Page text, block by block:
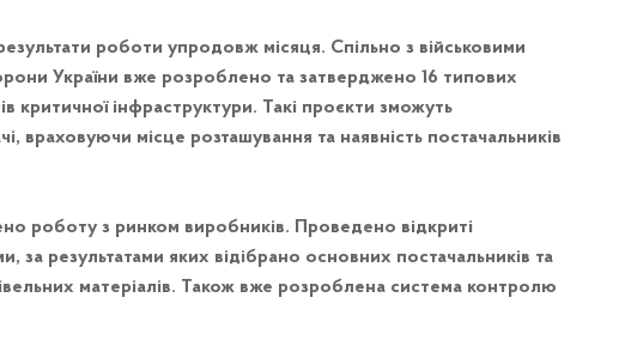
роботи упродовж місяця. Спільно з військовими
України вже розроблено та затверджено 16 типових
критичної інфраструктури. Такі проєкти зможуть
враховуючи місце розташування та наявність постачальників
роботу з ринком виробників. Проведено відкриті
за результатами яких відібрано основних постачальників та
матеріалів. Також вже розроблена система контролю